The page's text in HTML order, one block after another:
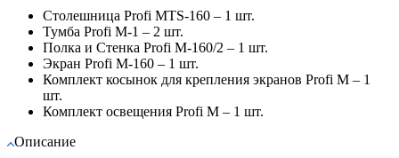
Столешница Profi MTS-160 – 1 шт.
Тумба Profi M-1 – 2 шт.
Полка и Стенка Profi M-160/2 – 1 шт.
Экран Profi M-160 – 1 шт.
Комплект косынок для крепления экранов Profi M – 1
шт.
Комплект освещения Profi M – 1 шт.
Описание